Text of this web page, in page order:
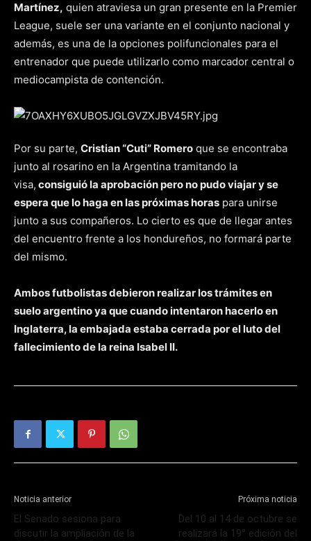
Martínez, quien atraviesa un gran presente en la Premier
League, suele ser una variante en el conjunto nacional y
además, es una de la opciones polifuncionales para el
entrenador que puede utilizarlo como marcador central o
mediocampista de contención.
Por su parte, Cristian “Cuti” Romero que se encontraba
junto al rosarino en la Argentina tramitando la
visa, consiguió la aprobación pero no pudo viajar y se
espera que lo haga en las próximas horas para unirse
junto a sus compañeros. Lo cierto es que de llegar antes
del encuentro frente a los hondureños, no formará parte
del mismo.
Ambos futbolistas debieron realizar los trámites en
suelo argentino ya que cuando intentaron hacerlo en
Inglaterra, la embajada estaba cerrada por el luto del
fallecimiento de la reina Isabel II.
Noticia anterior
El Senado sesiona para
discutir la ampliación de la
Próxima noticia
Del 10 al 14 de octubre se
realizará la 19° edición del